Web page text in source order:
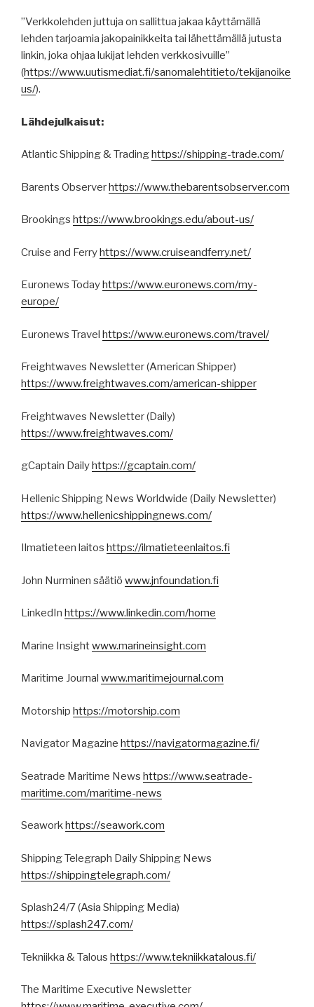
”Verkkolehden juttuja on sallittua jakaa käyttämällä
lehden tarjoamia jakopainikkeita tai lähettämällä jutusta
linkin, joka ohjaa lukijat lehden verkkosivuille”
(https://www.uutismediat.fi/sanomalehtitieto/tekijanoike
us/).
Lähdejulkaisut:
Atlantic Shipping & Tradinghttps://shipping-trade.com/
Barents Observerhttps://www.thebarentsobserver.com
Brookings https://www.brookings.edu/about-us/
Cruise and Ferryhttps://www.cruiseandferry.net/
Euronews Todayhttps://www.euronews.com/my-
europe/
Euronews Travel https://www.euronews.com/travel/
Freightwaves Newsletter (American Shipper)
https://www.freightwaves.com/american-shipper
Freightwaves Newsletter (Daily)
https://www.freightwaves.com/
gCaptain Dailyhttps://gcaptain.com/
Hellenic Shipping News Worldwide (Daily Newsletter)
https://www.hellenicshippingnews.com/
Ilmatieteen laitos https://ilmatieteenlaitos.fi
John Nurminen säätiö www.jnfoundation.fi
LinkedIn https://www.linkedin.com/home
Marine Insightwww.marineinsight.com
Maritime Journal www.maritimejournal.com
Motorship https://motorship.com
Navigator Magazine https://navigatormagazine.fi/
Seatrade Maritime News https://www.seatrade-
maritime.com/maritime-news
Seaworkhttps://seawork.com
Shipping Telegraph Daily Shipping News
https://shippingtelegraph.com/
Splash24/7 (Asia Shipping Media)
https://splash247.com/
Tekniikka & Talous https://www.tekniikkatalous.fi/
The Maritime Executive Newsletter